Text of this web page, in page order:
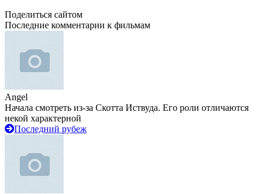
Поделиться сайтом
Последние комментарии к фильмам
Angel
Начала смотреть из-за Скотта Иствуда. Его роли отличаются
некой характерной
Последний рубеж